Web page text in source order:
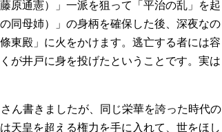
原通憲）」一派を狙って「平治の乱」を起
同母姉）」の身柄を確保した後、深夜なの
東殿」に火をかけます。逃亡する者には容
が井戸に身を投げたということです。実は
ん書きましたが、同じ栄華を誇った時代の
天皇を超える権力を手に入れて、世をほし